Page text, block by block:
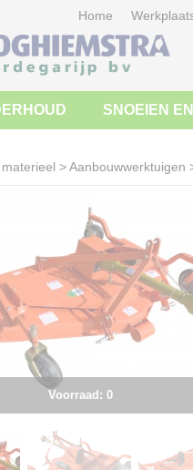
Home
SNOEIEN
>Aanbouwwerktuigen
Voorraad: 0